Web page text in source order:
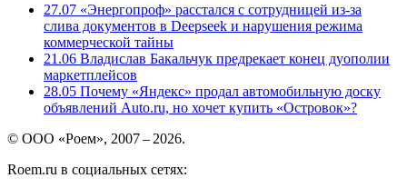
27.07 «Энергопроф» расстался с сотрудницей из-за
слива документов в Deepseek и нарушения режима
коммерческой тайны
21.06 Владислав Бакальчук предрекает конец дуополии
маркетплейсов
28.05 Почему «Яндекс» продал автомобильную доску
объявлений Auto.ru, но хочет купить «Островок»?
© ООО «Роем», 2007 – 2026.
Roem.ru в социальных сетях: